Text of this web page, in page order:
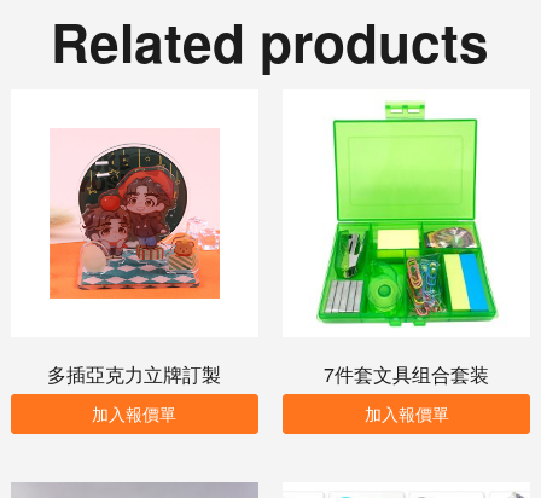
Related products
多插亞克力立牌訂製
加入報價單
7件套文具组合套装
加入報價單